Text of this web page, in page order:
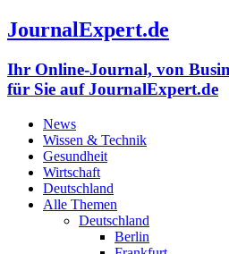
JournalExpert.de
Ihr Online-Journal, von
für Sie auf JournalExpert.de
News
Wissen & Technik
Gesundheit
Wirtschaft
Deutschland
Alle Themen
Deutschland
Berlin